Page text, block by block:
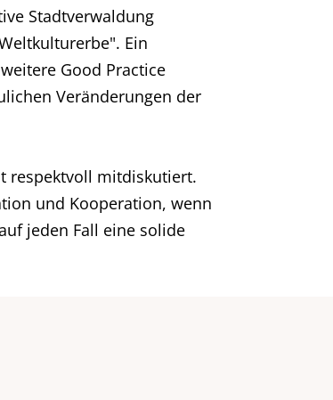
Stadtverwaldung
Ein
Good Practice
Veränderungen der
respektvoll mitdiskutiert.
und Kooperation, wenn
jeden Fall eine solide